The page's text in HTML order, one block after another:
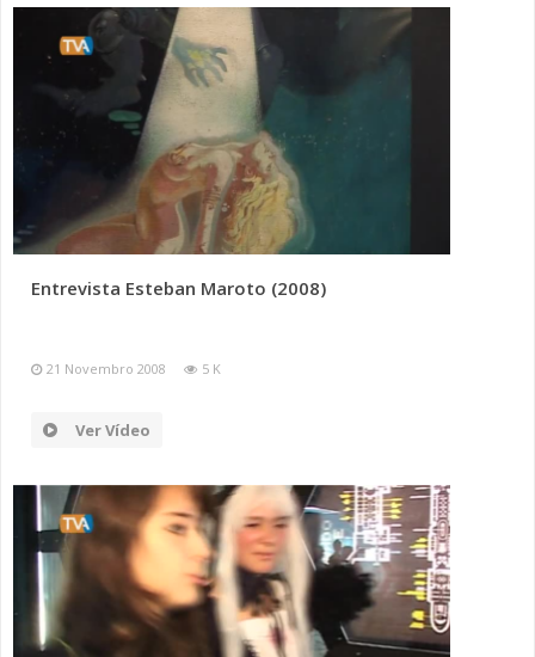
Entrevista Esteban Maroto (2008)
21 Novembro 2008 5 K
Ver Vídeo